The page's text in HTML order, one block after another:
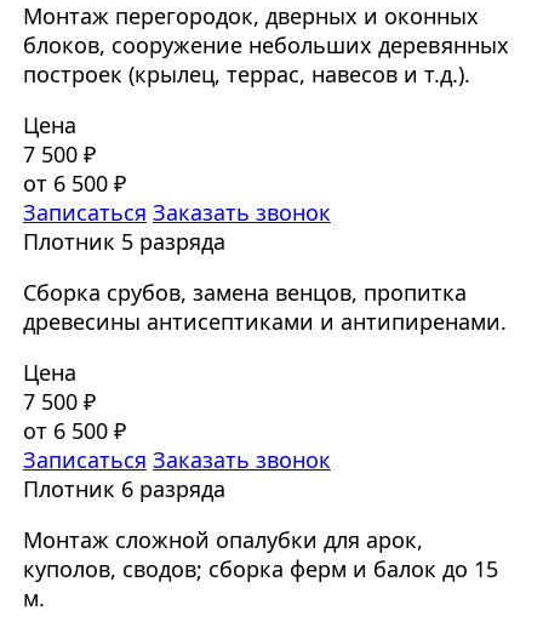
Монтаж перегородок, дверных и оконных
блоков, сооружение небольших деревянных
построек (крылец, террас, навесов и т.д.).
Цена
7 500 ₽
от 6 500 ₽
Записаться Заказать звонок
Плотник 5 разряда
Сборка срубов, замена венцов, пропитка
древесины антисептиками и антипиренами.
Цена
7 500 ₽
от 6 500 ₽
Записаться Заказать звонок
Плотник 6 разряда
Монтаж сложной опалубки для арок,
куполов, сводов; сборка ферм и балок до 15
м.